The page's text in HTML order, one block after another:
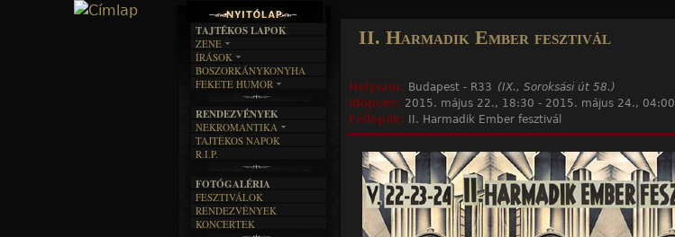
II. Harmadik Ember fesztivál
Helyszín: Budapest - R33 (IX., Soroksási út 58.)
Időpont: 2015. május 22., 18:30 - 2015. május 24., 04:00
Fellépők:
II. Harmadik Ember fesztivál
TAJTÉKOS LAPOK
ZENE
EGYÜTTESEK
INTERJÚK
FORDÍTÁSOK
DALSZÖVEGEK
ÍRÁSOK
IRODALOM
FILM
MŰVÉSZET
ÍRÁSTÖRTÉNET
BOSZORKÁNYKONYHA
FEKETE HUMOR
SZÖVEGES
RENDEZVÉNYEK
NEKROMANTIKA
AKTUÁLIS
A MÚLT
TAJTÉKOS NAPOK
R.I.P.
FOTÓGALÉRIA
FESZTIVÁLOK
RENDEZVÉNYEK
KONCERTEK